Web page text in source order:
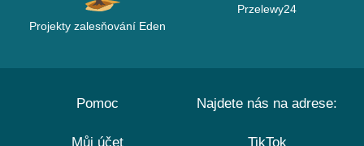
Projekty zalesňování Eden
Przelewy24
Pomoc
Můj účet
Najdete nás na adrese:
TikTok